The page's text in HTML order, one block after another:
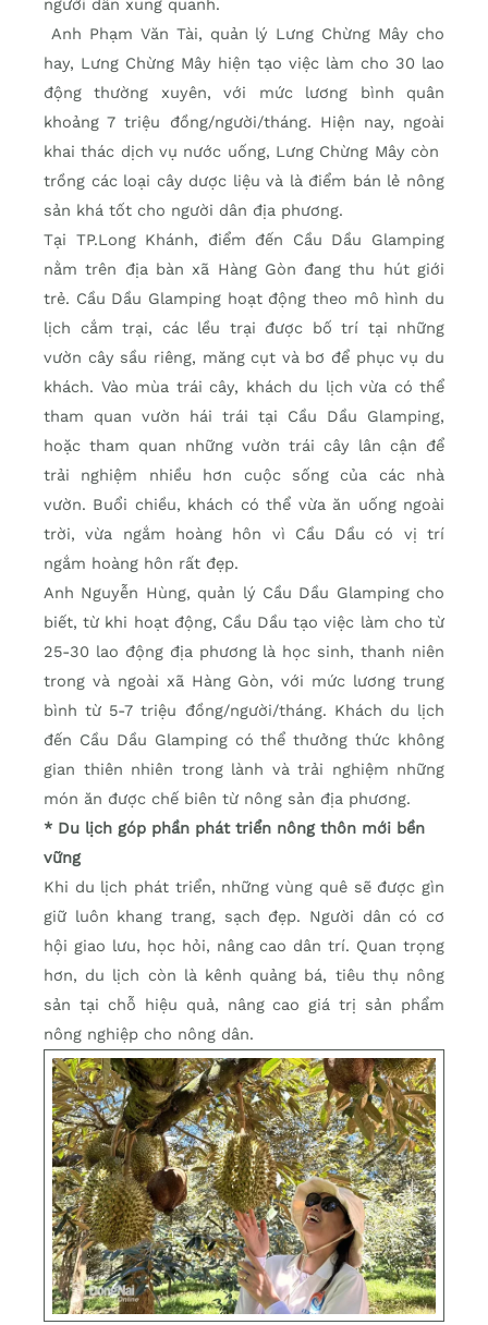
người dân xung quanh.
Anh Phạm Văn Tài, quản lý Lưng Chừng Mây cho
hay, Lưng Chừng Mây hiện tạo việc làm cho 30 lao
động thường xuyên, với mức lương bình quân
khoảng 7 triệu đồng/người/tháng. Hiện nay, ngoài
khai thác dịch vụ nước uống, Lưng Chừng Mây còn
trồng các loại cây dược liệu và là điểm bán lẻ nông
sản khá tốt cho người dân địa phương.
Tại TP.Long Khánh, điểm đến Cầu Dầu Glamping
nằm trên địa bàn xã Hàng Gòn đang thu hút giới
trẻ. Cầu Dầu Glamping hoạt động theo mô hình du
lịch cắm trại, các lều trại được bố trí tại những
vườn cây sầu riêng, măng cụt và bơ để phục vụ du
khách. Vào mùa trái cây, khách du lịch vừa có thể
tham quan vườn hái trái tại Cầu Dầu Glamping,
hoặc tham quan những vườn trái cây lân cận để
trải nghiệm nhiều hơn cuộc sống của các nhà
vườn. Buổi chiều, khách có thể vừa ăn uống ngoài
trời, vừa ngắm hoàng hôn vì Cầu Dầu có vị trí
ngắm hoàng hôn rất đẹp.
Anh Nguyễn Hùng, quản lý Cầu Dầu Glamping cho
biết, từ khi hoạt động, Cầu Dầu tạo việc làm cho từ
25-30 lao động địa phương là học sinh, thanh niên
trong và ngoài xã Hàng Gòn, với mức lương trung
bình từ 5-7 triệu đồng/người/tháng. Khách du lịch
đến Cầu Dầu Glamping có thể thưởng thức không
gian thiên nhiên trong lành và trải nghiệm những
món ăn được chế biên từ nông sản địa phương.
* Du lịch góp phần phát triển nông thôn mới bền
vững
Khi du lịch phát triển, những vùng quê sẽ được gìn
giữ luôn khang trang, sạch đẹp. Người dân có cơ
hội giao lưu, học hỏi, nâng cao dân trí. Quan trọng
hơn, du lịch còn là kênh quảng bá, tiêu thụ nông
sản tại chỗ hiệu quả, nâng cao giá trị sản phẩm
nông nghiệp cho nông dân.